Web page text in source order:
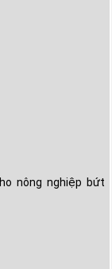
nông nghiệp bứt